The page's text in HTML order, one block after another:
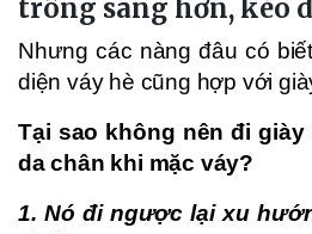
trông sang hơn, kéo
Nhưng các nàng đâu có
diện váy hè cũng hợp với
Tại sao không nên đi
da chân khi mặc váy?
1. Nó đi ngược lại xu